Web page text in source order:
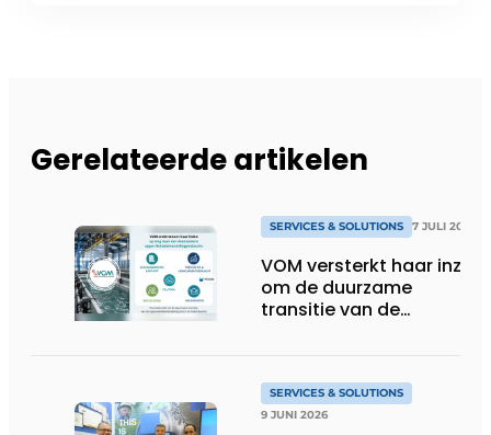
Gerelateerde artikelen
SERVICES & SOLUTIONS 7 JULI 2026
VOM versterkt haar inzet
om de duurzame
transitie van de
SERVICES & SOLUTIONS
9 JUNI 2026